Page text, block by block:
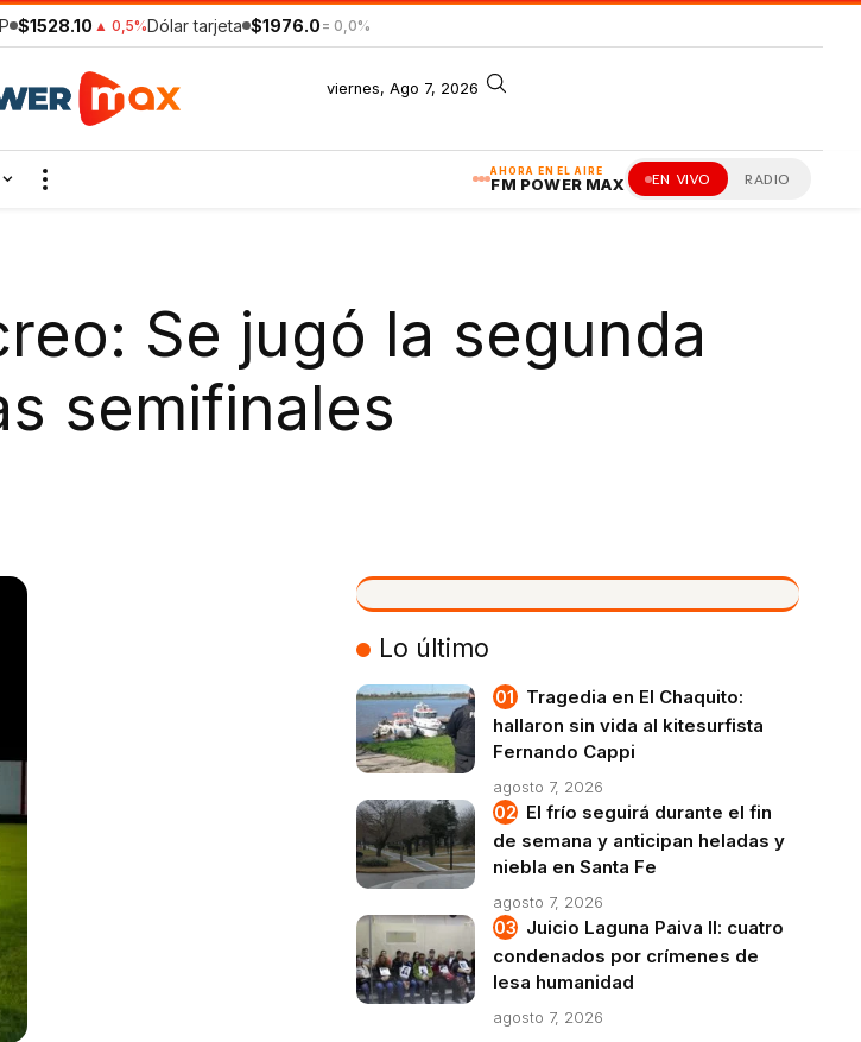
$1528.10 ▲ 0,5%Dólar tarjeta $1976.0 = 0,0%
viernes, Ago 7, 2026
AHORA EN EL AIRE
FM POWER MAX EN VIVO RADIO
Se jugó la segunda
semifinales
VIVO
Lo último
Tragedia en El Chaquito:
hallaron sin vida al kitesurfista
Fernando Cappi
agosto 7, 2026
El frío seguirá durante el fin
de semana y anticipan heladas y
niebla en Santa Fe
agosto 7, 2026
Juicio Laguna Paiva II: cuatro
condenados por crímenes de
lesa humanidad
agosto 7, 2026